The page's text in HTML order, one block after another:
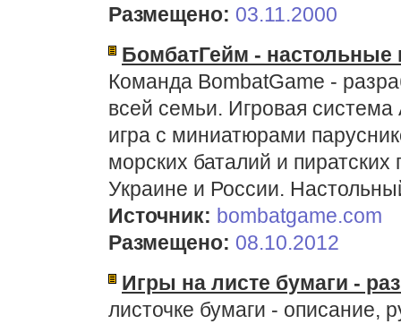
Размещено: 03.11.2000
БомбатГейм - настольные
Команда BombatGame -
всей семьи. Игровая
игра с миниатюрами
морских баталий и
Украине и России.
Источник: bombatgame.com
Размещено: 08.10.2012
Игры на листе бумаги -
листочке бумаги - описание,